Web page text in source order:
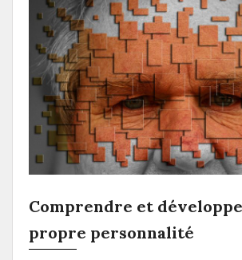
Comprendre et
propre personnalité